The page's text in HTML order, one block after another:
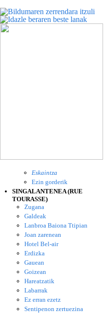
Eskaintza
Ezin gorderik
SINGALANTENEA (RUE
TOURASSE)
Zugana
Galdeak
Lanbroa Baiona Ttipian
Joan zarenean
Hotel Bel-air
Erdizka
Gauean
Goizean
Hareatzatik
Labarrak
Ez erran ezetz
Sentipenon zertuezina